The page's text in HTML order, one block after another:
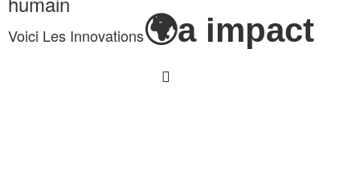
Voici Les Innovations🌍a impact